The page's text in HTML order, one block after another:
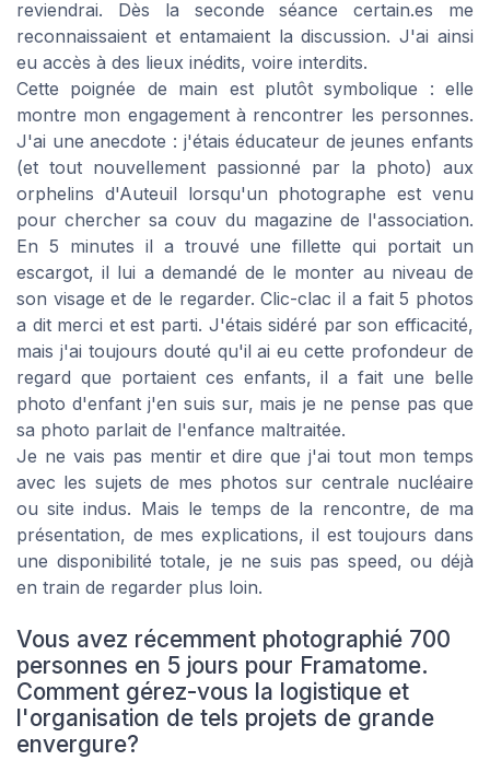
reviendrai. Dès la seconde séance certain.es me
reconnaissaient et entamaient la discussion. J'ai ainsi
eu accès à des lieux inédits, voire interdits.
Cette poignée de main est plutôt symbolique : elle
montre mon engagement à rencontrer les personnes.
J'ai une anecdote : j'étais éducateur de jeunes enfants
(et tout nouvellement passionné par la photo) aux
orphelins d'Auteuil lorsqu'un photographe est venu
pour chercher sa couv du magazine de l'association.
En 5 minutes il a trouvé une fillette qui portait un
escargot, il lui a demandé de le monter au niveau de
son visage et de le regarder. Clic-clac il a fait 5 photos
a dit merci et est parti. J'étais sidéré par son efficacité,
mais j'ai toujours douté qu'il ai eu cette profondeur de
regard que portaient ces enfants, il a fait une belle
photo d'enfant j'en suis sur, mais je ne pense pas que
sa photo parlait de l'enfance maltraitée.
Je ne vais pas mentir et dire que j'ai tout mon temps
avec les sujets de mes photos sur centrale nucléaire
ou site indus. Mais le temps de la rencontre, de ma
présentation, de mes explications, il est toujours dans
une disponibilité totale, je ne suis pas speed, ou déjà
en train de regarder plus loin.
Vous avez récemment photographié 700
personnes en 5 jours pour Framatome.
Comment gérez-vous la logistique et
l'organisation de tels projets de grande
envergure?